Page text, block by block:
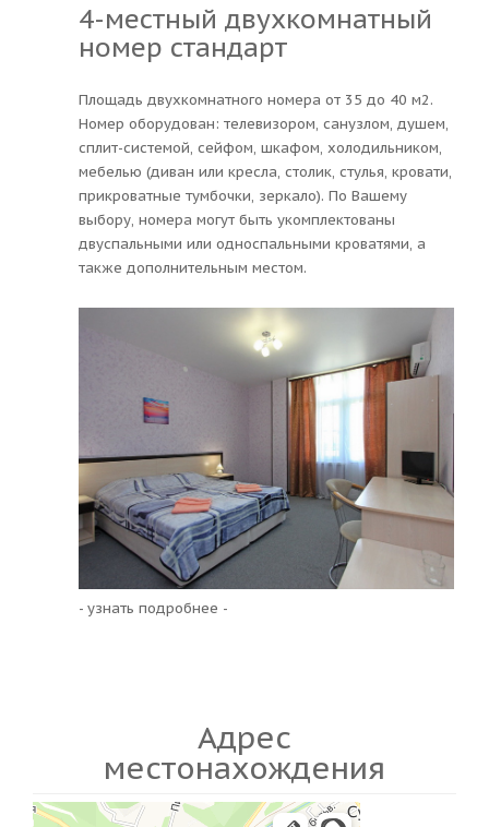
4-местный двухкомнатный
номер стандарт
Площадь двухкомнатного номера от 35 до 40 м2.
Номер оборудован: телевизором, санузлом, душем,
сплит-системой, сейфом, шкафом, холодильником,
мебелью (диван или кресла, столик, стулья, кровати,
прикроватные тумбочки, зеркало). По Вашему
выбору, номера могут быть укомплектованы
двуспальными или односпальными кроватями, а
также дополнительным местом.
- узнать подробнее -
Адрес
местонахождения